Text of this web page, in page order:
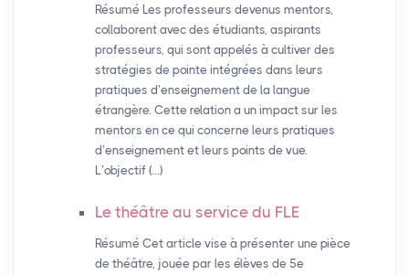
Résumé Les professeurs devenus mentors,
collaborent avec des étudiants, aspirants
professeurs, qui sont appelés à cultiver des
stratégies de pointe intégrées dans leurs
pratiques d’enseignement de la langue
étrangère. Cette relation a un impact sur les
mentors en ce qui concerne leurs pratiques
d’enseignement et leurs points de vue.
L’objectif (…)
Le théâtre au service du FLE
Résumé Cet article vise à présenter une pièce
de théâtre, jouée par les élèves de 5e